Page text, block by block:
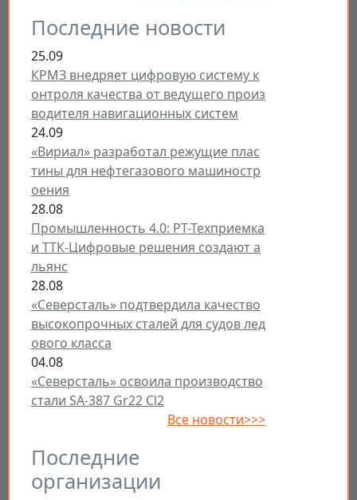
Последние новости
25.09
КРМЗ внедряет цифровую систему к
онтроля качества от ведущего произ
водителя навигационных систем
24.09
«Вириал» разработал режущие плас
тины для нефтегазового машиностр
оения
28.08
Промышленность 4.0: РТ-Техприемка
и ТТК-Цифровые решения создают а
льянс
28.08
«Северсталь» подтвердила качество
высокопрочных сталей для судов лед
ового класса
04.08
«Северсталь» освоила производство
стали SA-387 Gr22 Cl2
Все новости>>>
Последние
организации